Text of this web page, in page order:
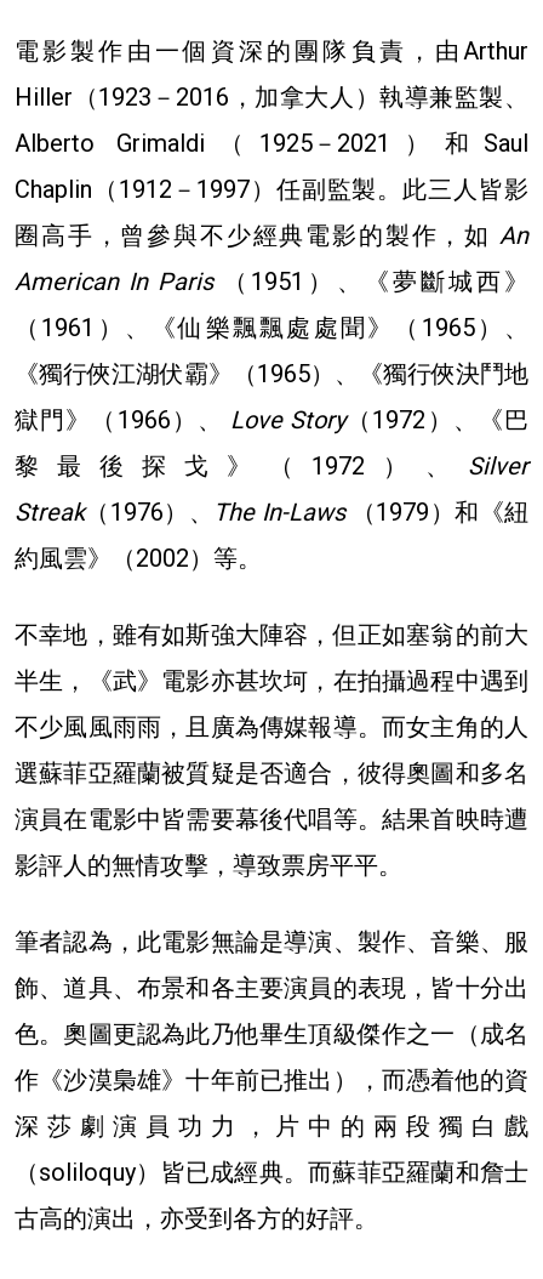
電影製作由一個資深的團隊負責，由Arthur
Hiller（1923－2016，加拿大人）執導兼監製、
Alberto Grimaldi（1925－2021）和Saul
Chaplin（1912－1997）任副監製。此三人皆影
圈高手，曾參與不少經典電影的製作，如 An
American In Paris
（1951）、《夢斷城西》
（1961）、《仙樂飄飄處處聞》（1965）、
《獨行俠江湖伏霸》（1965）、《獨行俠決鬥地
獄門》（1966）、 Love Story（1972）、《巴
黎最後探戈》（1972）、 Silver
Streak（1976）、 The In-Laws
（1979）和《紐
約風雲》（2002）等。
不幸地，雖有如斯強大陣容，但正如塞翁的前大
半生，《武》電影亦甚坎坷，在拍攝過程中遇到
不少風風雨雨，且廣為傳媒報導。而女主角的人
選蘇菲亞羅蘭被質疑是否適合，彼得奧圖和多名
演員在電影中皆需要幕後代唱等。結果首映時遭
影評人的無情攻擊，導致票房平平。
筆者認為，此電影無論是導演、製作、音樂、服
飾、道具、布景和各主要演員的表現，皆十分出
色。奧圖更認為此乃他畢生頂級傑作之一（成名
作《沙漠梟雄》十年前已推出），而憑着他的資
深莎劇演員功力，片中的兩段獨白戲
（soliloquy）皆已成經典。而蘇菲亞羅蘭和詹士
古高的演出，亦受到各方的好評。